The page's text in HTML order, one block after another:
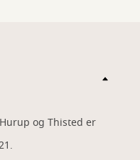
og Thisted er